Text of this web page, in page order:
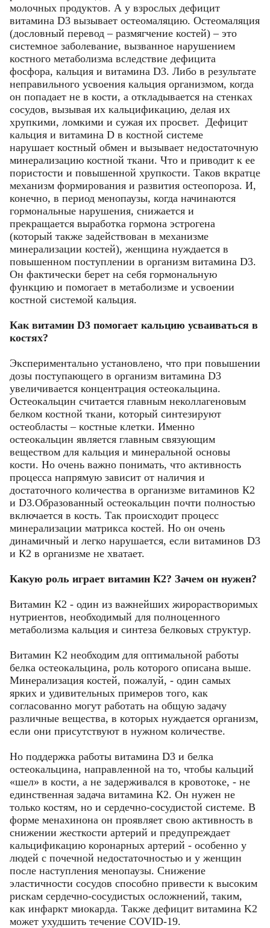
молочных продуктов. А у взрослых дефицит
витамина D3 вызывает остеомаляцию. Остеомаляция
(дословный перевод – размягчение костей) – это
системное заболевание, вызванное нарушением
костного метаболизма вследствие дефицита
фосфора, кальция и витамина D3. Либо в результате
неправильного усвоения кальция организмом, когда
он попадает не в кости, а откладывается на стенках
сосудов, вызывая их кальцификацию, делая их
хрупкими, ломкими и сужая их просвет. Дефицит
кальция и витамина D в костной системе
нарушает костный обмен и вызывает недостаточную
минерализацию костной ткани. Что и приводит к ее
пористости и повышенной хрупкости. Таков вкратце
механизм формирования и развития остеопороза. И,
конечно, в период менопаузы, когда начинаются
гормональные нарушения, снижается и
прекращается выработка гормона эстрогена
(который также задействован в механизме
минерализации костей), женщина нуждается в
повышенном поступлении в организм витамина D3.
Он фактически берет на себя гормональную
функцию и помогает в метаболизме и усвоении
костной системой кальция.
Как витамин D3 помогает кальцию усваиваться в
костях?
Экспериментально установлено, что при повышении
дозы поступающего в организм витамина D3
увеличивается концентрация остеокальцина.
Остеокальцин считается главным неколлагеновым
белком костной ткани, который синтезируют
остеобласты – костные клетки. Именно
остеокальцин является главным связующим
веществом для кальция и минеральной основы
кости. Но очень важно понимать, что активность
процесса напрямую зависит от наличия и
достаточного количества в организме витаминов К2
и D3.Образованный остеокальцин почти полностью
включается в кость. Так происходит процесс
минерализации матрикса костей. Но он очень
динамичный и легко нарушается, если витаминов D3
и К2 в организме не хватает.
Какую роль играет витамин К2? Зачем он нужен?
Витамин К2 - один из важнейших жирорастворимых
нутриентов, необходимый для полноценного
метаболизма кальция и синтеза белковых структур.
Витамин K2 необходим для оптимальной работы
белка остеокальцина, роль которого описана выше.
Минерализация костей, пожалуй, - один самых
ярких и удивительных примеров того, как
согласованно могут работать на общую задачу
различные вещества, в которых нуждается организм,
если они присутствуют в нужном количестве.
Но поддержка работы витамина D3 и белка
остеокальцина, направленной на то, чтобы кальций
«шел» в кости, а не задерживался в кровотоке, - не
единственная задача витамина К2. Он нужен не
только костям, но и сердечно-сосудистой системе. В
форме менахинона он проявляет свою активность в
снижении жесткости артерий и предупреждает
кальцификацию коронарных артерий - особенно у
людей с почечной недостаточностью и у женщин
после наступления менопаузы. Снижение
эластичности сосудов способно привести к высоким
рискам сердечно-сосудистых осложнений, таким,
как инфаркт миокарда. Также дефицит витамина K2
может ухудшить течение COVID-19.